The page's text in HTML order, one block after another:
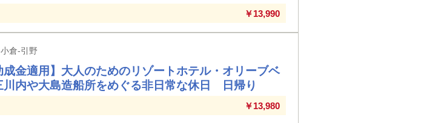
￥13,990
倉-引野
成金適用】大人のためのリゾートホテル・オリーブベ
川内や大島造船所をめぐる非日常な休日 日帰り
￥13,980